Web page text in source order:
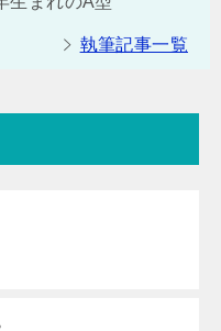
執筆記事一覧